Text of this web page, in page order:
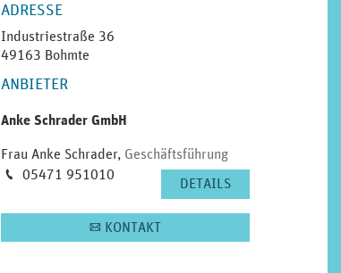
ADRESSE
Industriestraße 36
49163 Bohmte
ANBIETER
Anke Schrader GmbH
Frau Anke Schrader, Geschäftsführung
DETAILS
M Telefon
05471 951010
A KONTAKT